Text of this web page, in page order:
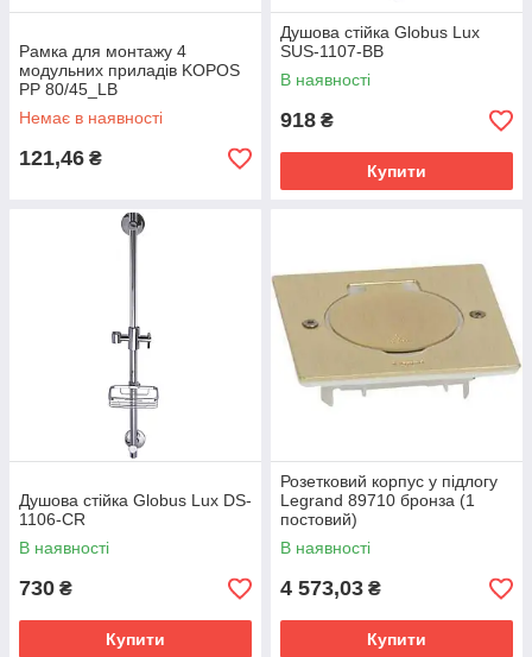
Рамка для монтажу 4
модульних приладів KOPOS
PP 80/45_LB
Немає в наявності
121,46 ₴
Душова стійка Globus Lux
SUS-1107-BB
В наявності
918 ₴
Купити
Душова стійка Globus Lux DS-
1106-CR
В наявності
730 ₴
Купити
Розетковий корпус у підлогу
Legrand 89710 бронза (1
постовий)
В наявності
4 573,03 ₴
Купити